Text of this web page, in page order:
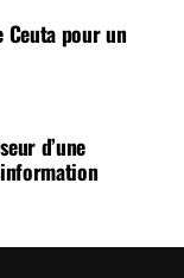
Ceuta pour un
d’une